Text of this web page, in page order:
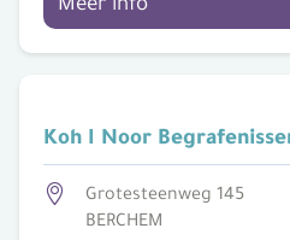
Koh I Noor
Grotesteenweg 145
BERCHEM